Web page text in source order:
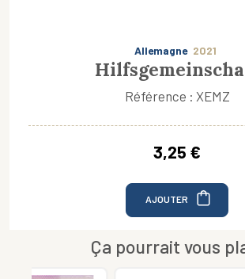
Allemagne 2021
Référence : XEMZ
3,25 €
AJOUTER
Ça pourrait vous